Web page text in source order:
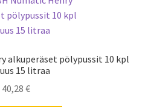
alkuperäset pölypussit 10 kpl
15 litraa
40,28 €